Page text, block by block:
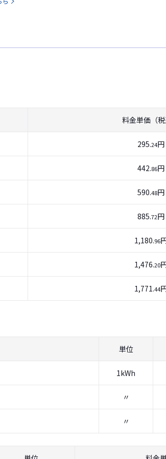
料金単価（
295.24円
442.86円
590.48円
885.72円
1,180.96
1,476.20
1,771.44
単位
1kWh
〃
〃